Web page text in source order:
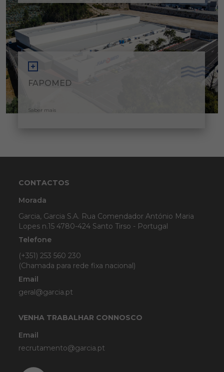
FAPOMED
Saber mais
CONTACTOS
Morada
Garcia, Garcia S.A. Rua Comendador António Maria
Lopes n.15 4780-424 Santo Tirso - Portugal
Telefone
(+351) 253 560 230
(Chamada para rede fixa nacional)
Email
geral@garcia.pt
VENHA TRABALHAR CONNOSCO
Email
recrutamento@garcia.pt